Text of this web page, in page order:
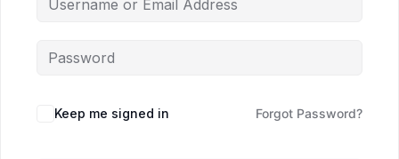
Keep me signed in Forgot Password?